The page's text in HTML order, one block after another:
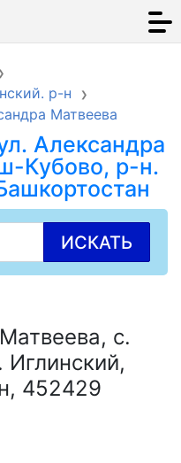
р-н
Матвеева
Александра
Кубово, р-н.
ИСКАТЬ
с.
452429